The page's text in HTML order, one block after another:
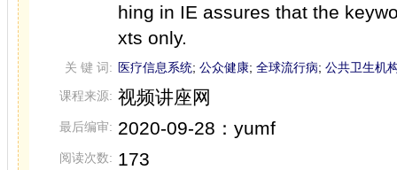
hing in IE assures that the
xts only.
关 键 词: 医疗信息系统; 公众健康; 全球流行病; 公共卫生机
课程来源: 视频讲座网
最后编审: 2020-09-28：yumf
阅读次数: 173